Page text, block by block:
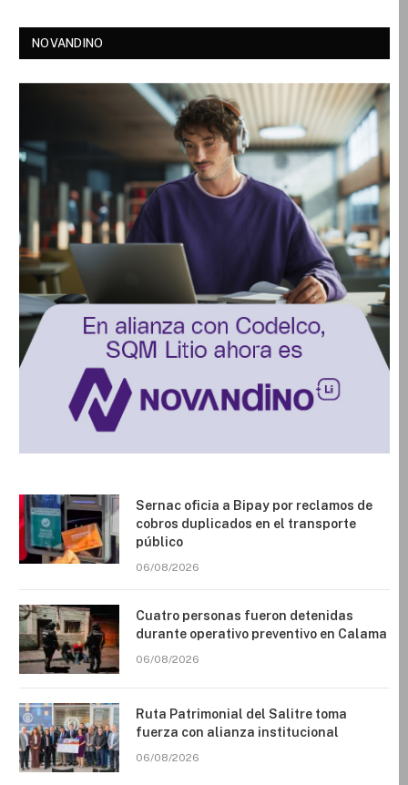
NOVANDINO
Sernac oficia a Bipay por reclamos de
cobros duplicados en el transporte
público
06/08/2026
Cuatro personas fueron detenidas
durante operativo preventivo en Calama
06/08/2026
Ruta Patrimonial del Salitre toma
fuerza con alianza institucional
06/08/2026